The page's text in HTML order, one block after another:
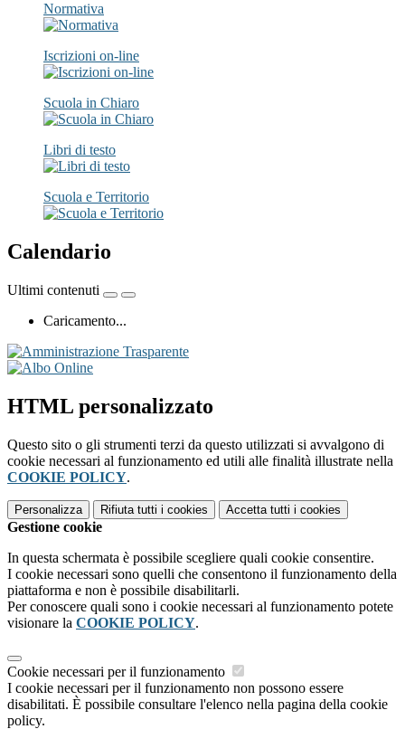
Normativa
Iscrizioni on-line
Scuola in Chiaro
Libri di testo
Scuola e Territorio
Calendario
Ultimi contenuti
Caricamento...
HTML personalizzato
Questo sito o gli strumenti terzi da questo utilizzati si avvalgono di
cookie necessari al funzionamento ed utili alle finalità illustrate nella
COOKIE POLICY.
Personalizza Rifiuta tutti i cookies Accetta tutti i cookies
Gestione cookie
In questa schermata è possibile scegliere quali cookie consentire.
I cookie necessari sono quelli che consentono il funzionamento della
piattaforma e non è possibile disabilitarli.
Per conoscere quali sono i cookie necessari al funzionamento potete
visionare la COOKIE POLICY.
Cookie necessari per il funzionamento
I cookie necessari per il funzionamento non possono essere
disabilitati. È possibile consultare l'elenco nella pagina della cookie
policy.